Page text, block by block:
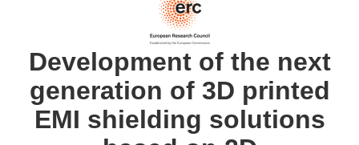
Development of the next
generation of 3D printed
EMI shielding solutions